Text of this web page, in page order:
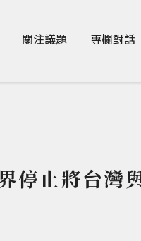
關注議題 專欄對話
停止將台灣